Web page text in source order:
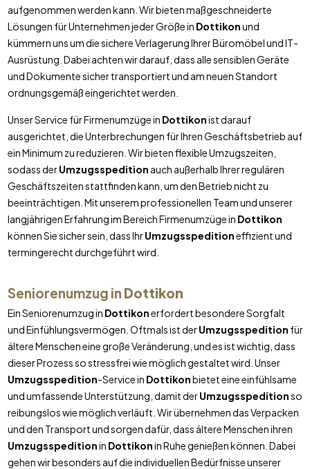
aufgenommen werden kann. Wir bieten maßgeschneiderte
Lösungen für Unternehmen jeder Größe in Dottikonund
kümmern uns um die sichere Verlagerung Ihrer Büromöbel und IT-
Ausrüstung. Dabei achten wir darauf, dass alle sensiblen Geräte
und Dokumente sicher transportiert und am neuen Standort
ordnungsgemäß eingerichtet werden.
Unser Service für Firmenumzüge in Dottikonist darauf
ausgerichtet, die Unterbrechungen für Ihren Geschäftsbetrieb auf
ein Minimum zu reduzieren. Wir bieten flexible Umzugszeiten,
sodass derUmzugsspedition auch außerhalb Ihrer regulären
Geschäftszeiten stattfinden kann, um den Betrieb nicht zu
beeinträchtigen. Mit unserem professionellen Team und unserer
langjährigen Erfahrung im Bereich Firmenumzüge in Dottikon
können Sie sicher sein, dass IhrUmzugsspeditioneffizient und
termingerecht durchgeführt wird.
Seniorenumzug in Dottikon
Ein Seniorenumzug in Dottikonerfordert besondere Sorgfalt
und Einfühlungsvermögen. Oftmals ist derUmzugsspedition für
ältere Menschen eine große Veränderung, und es ist wichtig, dass
dieser Prozess so stressfrei wie möglich gestaltet wird. Unser
Umzugsspedition-Service in Dottikonbietet eine einfühlsame
und umfassende Unterstützung, damit derUmzugsspeditionso
reibungslos wie möglich verläuft. Wir übernehmen das Verpacken
und den Transport und sorgen dafür, dass ältere Menschen ihren
Umzugsspeditionin Dottikonin Ruhe genießen können. Dabei
gehen wir besonders auf die individuellen Bedürfnisse unserer